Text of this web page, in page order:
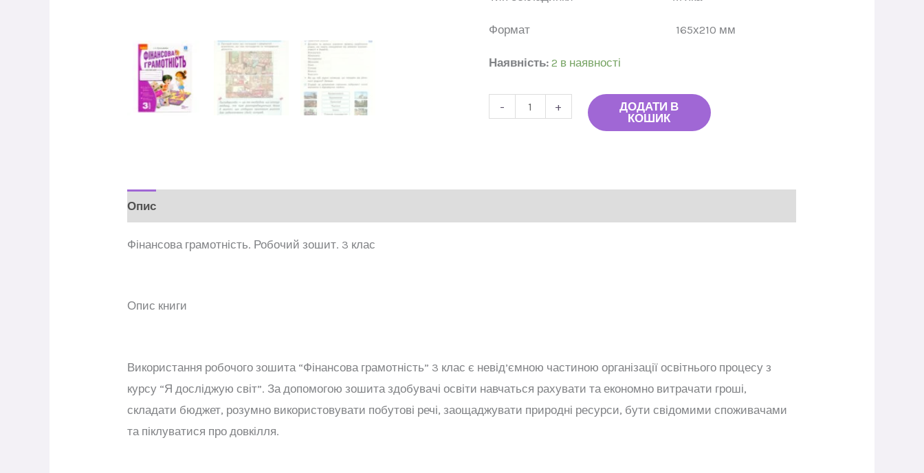
Формат 165х210 мм
Наявність: 2 в наявності
- +
ДОДАТИ В
КОШИК
Опис
Фінансова грамотність. Робочий зошит. 3 клас
Опис книги
Використання робочого зошита “Фінансова грамотність” 3 клас є невід’ємною частиною організації освітнього процесу з
курсу “Я досліджую світ”. За допомогою зошита здобувачі освіти навчаться рахувати та економно витрачати гроші,
складати бюджет, розумно використовувати побутові речі, заощаджувати природні ресурси, бути свідомими споживачами
та піклуватися про довкілля.